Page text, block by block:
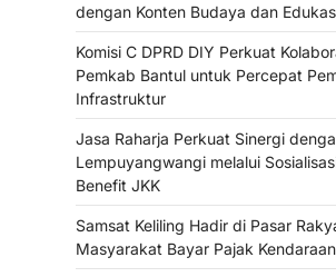
dengan Konten Budaya dan
Komisi C DPRD DIY Perkuat
Pemkab Bantul untuk Percepat
Infrastruktur
Jasa Raharja Perkuat Sinergi
Lempuyangwangi melalui
Benefit JKK
Samsat Keliling Hadir di Pasar
Masyarakat Bayar Pajak Kendaraan